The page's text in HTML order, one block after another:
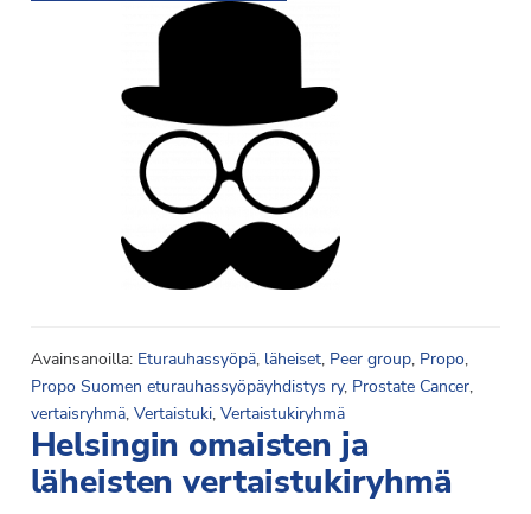
Avainsanoilla: Eturauhassyöpä, läheiset, Peer group, Propo,
Propo Suomen eturauhassyöpäyhdistys ry, Prostate Cancer,
vertaisryhmä, Vertaistuki, Vertaistukiryhmä
Helsingin omaisten ja
läheisten vertaistukiryhmä